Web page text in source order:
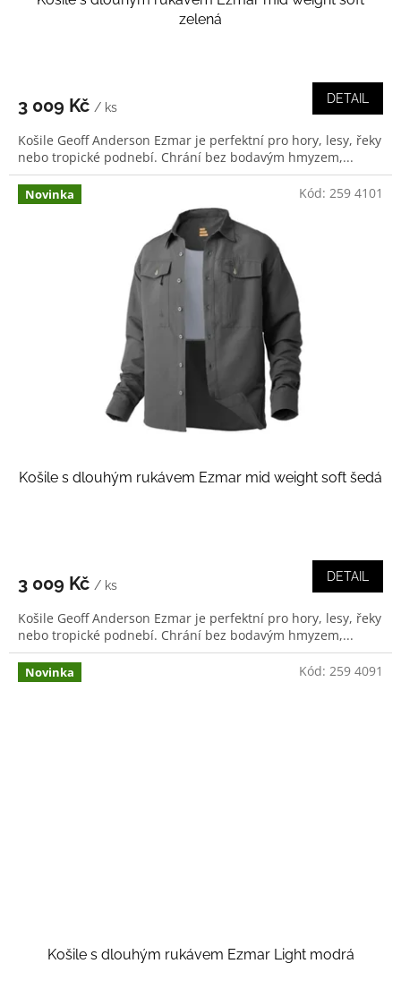
zelená
3 009 Kč / ks
DETAIL
Košile Geoff Anderson Ezmar je perfektní pro hory, lesy, řeky
nebo tropické podnebí. Chrání bez bodavým hmyzem,...
Novinka
Košile s dlouhým rukávem Ezmar mid weight soft šedá
3 009 Kč / ks
DETAIL
Košile Geoff Anderson Ezmar je perfektní pro hory, lesy, řeky
nebo tropické podnebí. Chrání bez bodavým hmyzem,...
Kód: 259 4101
Novinka
Košile s dlouhým rukávem Ezmar Light modrá
Kód: 259 4091